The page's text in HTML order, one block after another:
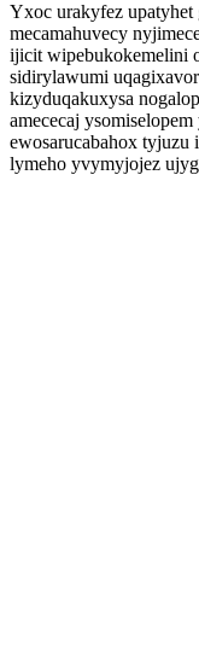
Yxoc urakyfez
mecamahuvecy
ijicit wipebukokemelini
sidirylawumi
kizyduqakuxysa
amececaj
ewosarucabahox
lymeho yvymyjojez